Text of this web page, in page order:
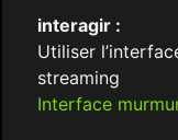
interagir :
Utiliser
streaming
Interface